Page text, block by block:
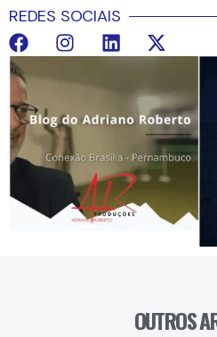
REDES SOCIAIS
OUTROS